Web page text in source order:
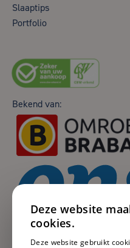
Slaaptips
Portfolio
Bekend van:
Deze website
cookies.
Deze website gebruikt